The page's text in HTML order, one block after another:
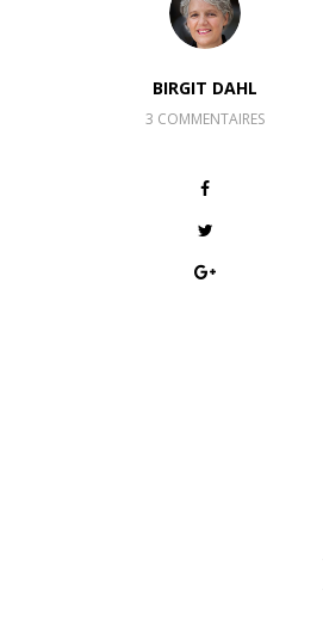
BIRGIT DAHL
3 COMMENTAIRES